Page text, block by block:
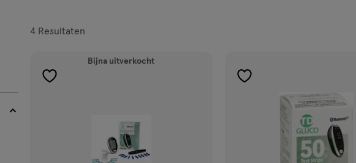
4Resultaten
producten
Bijna uitverkocht
toevoegen
toevoegen